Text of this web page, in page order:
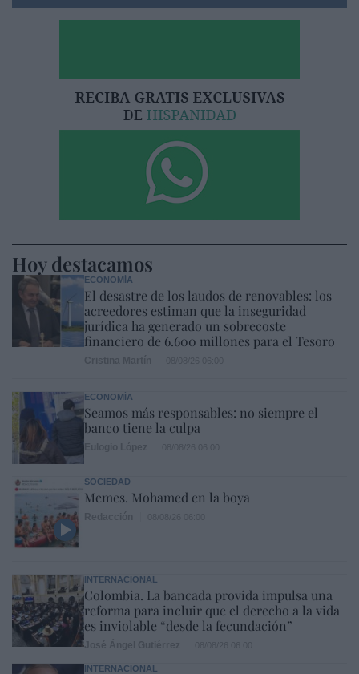
Hoy destacamos
ECONOMÍA
El desastre de los laudos de renovables: los
acreedores estiman que la inseguridad
jurídica ha generado un sobrecoste
financiero de 6.600 millones para el Tesoro
ECONOMÍA
Seamos más responsables: no siempre el
banco tiene la culpa
SOCIEDAD
Memes. Mohamed en la boya
INTERNACIONAL
Colombia. La bancada provida impulsa una
reforma para incluir que el derecho a la vida
es inviolable “desde la fecundación”
INTERNACIONAL